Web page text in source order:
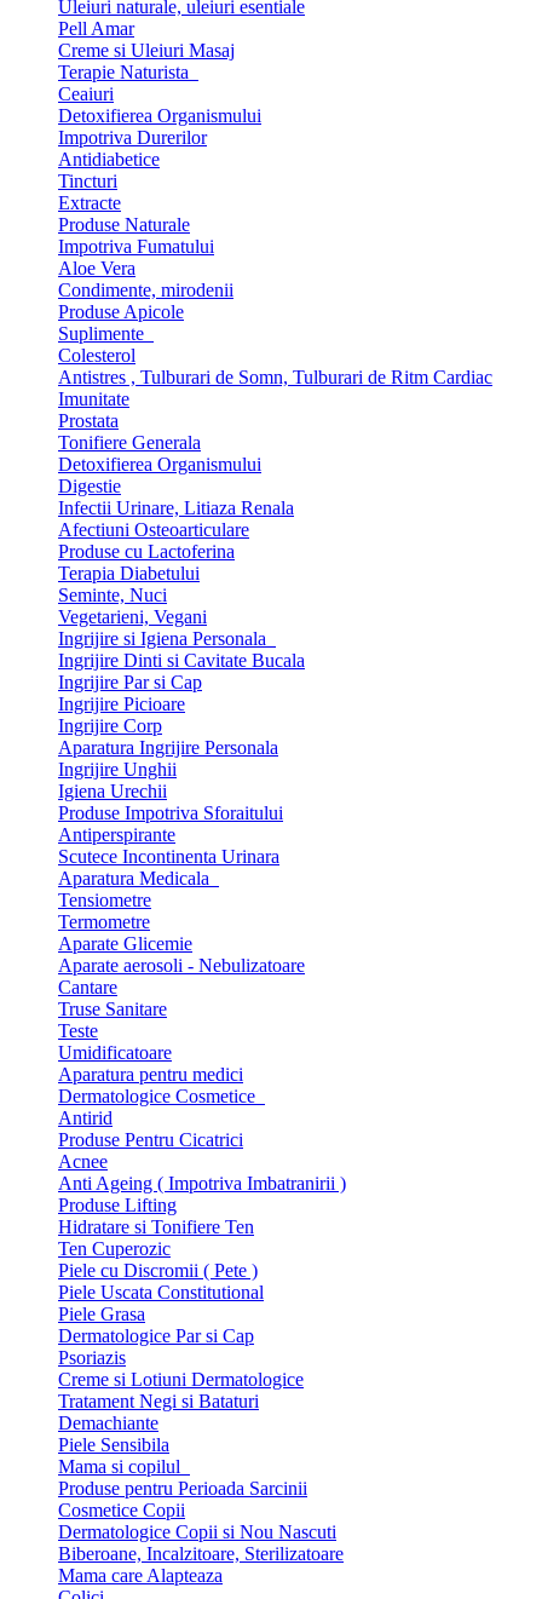
Uleiuri naturale, uleiuri esentiale
Pell Amar
Creme si Uleiuri Masaj
Terapie Naturista
Ceaiuri
Detoxifierea Organismului
Impotriva Durerilor
Antidiabetice
Tincturi
Extracte
Produse Naturale
Impotriva Fumatului
Aloe Vera
Condimente, mirodenii
Produse Apicole
Suplimente
Colesterol
Antistres , Tulburari de Somn, Tulburari de Ritm Cardiac
Imunitate
Prostata
Tonifiere Generala
Detoxifierea Organismului
Digestie
Infectii Urinare, Litiaza Renala
Afectiuni Osteoarticulare
Produse cu Lactoferina
Terapia Diabetului
Seminte, Nuci
Vegetarieni, Vegani
Ingrijire si Igiena Personala
Ingrijire Dinti si Cavitate Bucala
Ingrijire Par si Cap
Ingrijire Picioare
Ingrijire Corp
Aparatura Ingrijire Personala
Ingrijire Unghii
Igiena Urechii
Produse Impotriva Sforaitului
Antiperspirante
Scutece Incontinenta Urinara
Aparatura Medicala
Tensiometre
Termometre
Aparate Glicemie
Aparate aerosoli - Nebulizatoare
Cantare
Truse Sanitare
Teste
Umidificatoare
Aparatura pentru medici
Dermatologice Cosmetice
Antirid
Produse Pentru Cicatrici
Acnee
Anti Ageing ( Impotriva Imbatranirii )
Produse Lifting
Hidratare si Tonifiere Ten
Ten Cuperozic
Piele cu Discromii ( Pete )
Piele Uscata Constitutional
Piele Grasa
Dermatologice Par si Cap
Psoriazis
Creme si Lotiuni Dermatologice
Tratament Negi si Bataturi
Demachiante
Piele Sensibila
Mama si copilul
Produse pentru Perioada Sarcinii
Cosmetice Copii
Dermatologice Copii si Nou Nascuti
Biberoane, Incalzitoare, Sterilizatoare
Mama care Alapteaza